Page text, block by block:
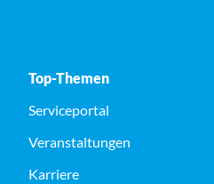
Top-Themen
Serviceportal
Veranstaltungen
Karriere